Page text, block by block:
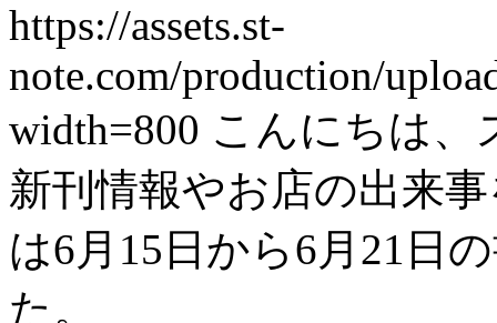
https://assets.st-
note.com/production/
width=800 こんにちは、
新刊情報やお店の出来
は6月15日から6月21日
た。